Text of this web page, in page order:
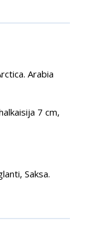
Arabia
7 cm,
Saksa.